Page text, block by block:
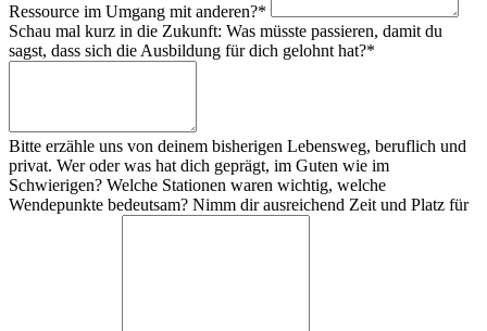
Ressource im Umgang mit anderen?*
Schau mal kurz in die Zukunft: Was müsste passieren, damit du
sagst, dass sich die Ausbildung für dich gelohnt hat?*
Bitte erzähle uns von deinem bisherigen Lebensweg, beruflich und
privat. Wer oder was hat dich geprägt, im Guten wie im
Schwierigen? Welche Stationen waren wichtig, welche
Wendepunkte bedeutsam? Nimm dir ausreichend Zeit und Platz für